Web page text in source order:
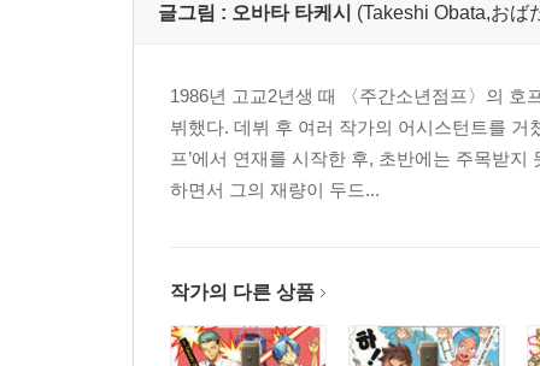
글그림 : 오바타 타케시 (Takeshi Obata,おば
1986년 고교2년생 때 〈주간소년점프〉의
뷔했다. 데뷔 후 여러 작가의 어시스턴트를 거
프’에서 연재를 시작한 후, 초반에는 주목받
하면서 그의 재량이 두드...
작가의 다른 상품